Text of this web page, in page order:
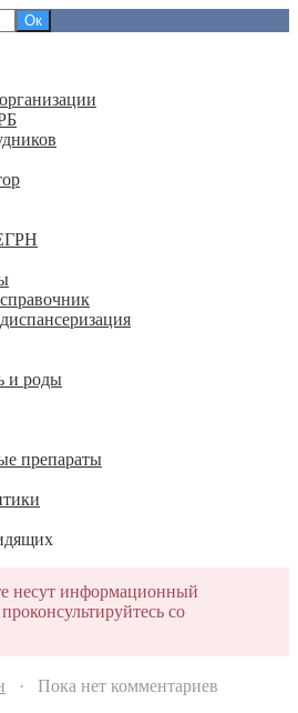
и роды
препараты
несут информационный
со
· Пока нет комментариев